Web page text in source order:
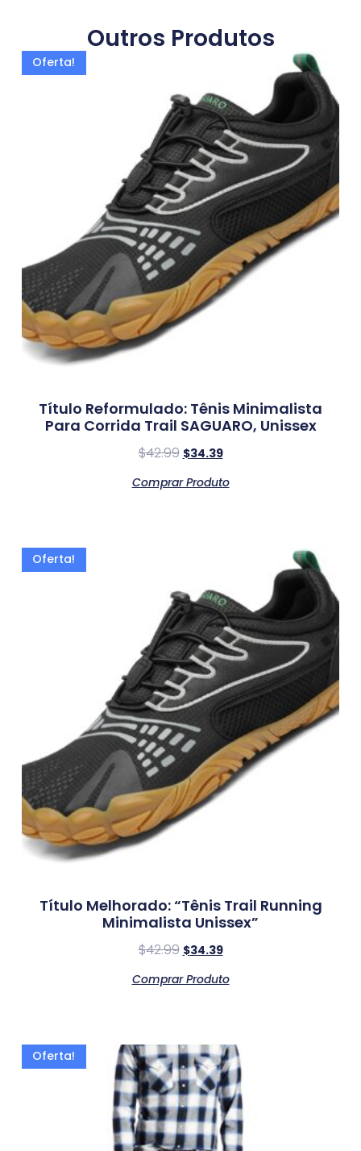
Outros Produtos
Oferta!
Título Reformulado: Tênis Minimalista
Para Corrida Trail SAGUARO, Unissex
$42.99 $34.39
Comprar Produto
Oferta!
Título Melhorado: “Tênis Trail Running
Minimalista Unissex”
$42.99 $34.39
Comprar Produto
Oferta!